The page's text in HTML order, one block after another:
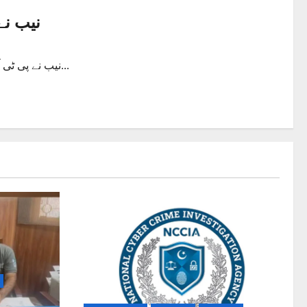
نیب
نیب نے پی ٹی آئی رہنما علیم خان کے بعد ایک اور رہنما اور وزیر جنگلات سبطین...